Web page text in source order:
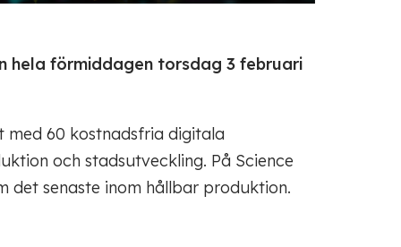
hela förmiddagen torsdag 3 februari
med 60 kostnadsfria digitala
och stadsutveckling. På Science
det senaste inom hållbar produktion.